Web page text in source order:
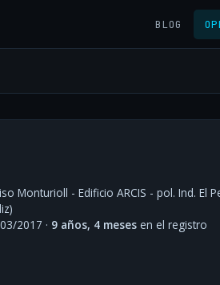
BLOG
Monturioll - Edificio ARCIS - pol. Ind. El
2017 · 9 años, 4 meses en el registro